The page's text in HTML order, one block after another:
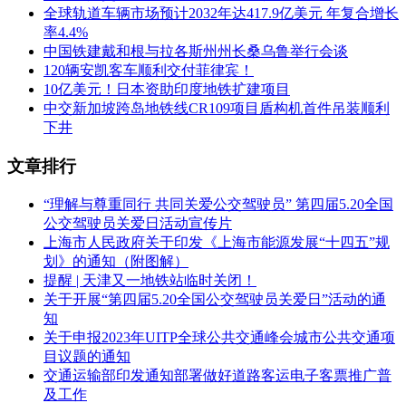
全球轨道车辆市场预计2032年达417.9亿美元 年复合增长
率4.4%
中国铁建戴和根与拉各斯州州长桑乌鲁举行会谈
120辆安凯客车顺利交付菲律宾！
10亿美元！日本资助印度地铁扩建项目
中交新加坡跨岛地铁线CR109项目盾构机首件吊装顺利
下井
文章排行
“理解与尊重同行 共同关爱公交驾驶员” 第四届5.20全国
公交驾驶员关爱日活动宣传片
上海市人民政府关于印发《上海市能源发展“十四五”规
划》的通知（附图解）
提醒 | 天津又一地铁站临时关闭！
关于开展“第四届5.20全国公交驾驶员关爱日”活动的通
知
关于申报2023年UITP全球公共交通峰会城市公共交通项
目议题的通知
交通运输部印发通知部署做好道路客运电子客票推广普
及工作